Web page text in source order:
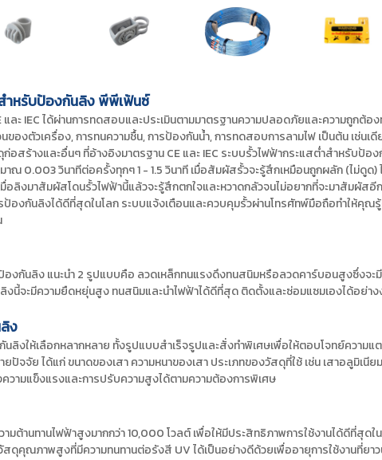
ำหรับป้องกันลิง พีพีเฟ้นซ์
ละ IEC ได้ผ่านการทดสอบและประเมินตามมาตรฐานความปลอดภัยและความถูกต้อง
องตัวเครื่อง, การทนความชื้น, การป้องกันน้ำ, การทดสอบการลามไฟ เป็นต้น เช่น
สร้างและอื่นๆ ที่อ้างอิงมาตรฐาน CE และ IEC ระบบรั้วไฟฟ้ากระแสต่ำสำหรับป้
าณ 0.003 วินาทีต่อครั้งทุกๆ 1 - 1.5 วินาที เมื่อสัมผัสรั้วจะรู้สึกเหมือนถูกผลัก (ไม่ดูด)
ลิงมาสัมผัสโดนรั้วไฟฟ้านี้แล้วจะรู้สึกตกใจและหวาดกลัวจนไม่อยากที่จะมาสัมผัส
ป้องกันลิงได้ดีที่สุดในโลก ระบบแจ้งเตือนและควบคุมรั้วผ่านโทรศัทพ์มือถือทำให้คุ
ป้องกันลิง แนะนำ 2 รูปแบบคือ ลวดเหล็กทนแรงดึงทนสนิมหรือลวดคาร์บอนสูงซึ่งจ
นี้จะมีความยืดหยุ่นสูง ทนสนิมและนำไฟฟ้าได้ดีที่สุด ติดตั้งและซ่อมแซมเองได้อย่าง
ง
ลิงให้เลือกหลากหลาย ทั้งรูปแบบสำเร็จรูปและสั่งทำพิเศษเพื่อให้ตอบโจทย์ความ
จจัย ได้แก่ ขนาดของเสา ความหนาของเสา ประเภทของวัสดุที่ใช้ เช่น เสาอลูมิเนี
ความแข็งแรงและการปรับความสูงได้ตามความต้องการพิเศษ
มต้านทานไฟฟ้าสูงมากกว่า 10,000 โวลต์ เพื่อให้มีประสิทธิภาพการใช้งานได้ดีที่สุ
ดุคุณภาพสูงที่มีความทนทานต่อรังสี UV ได้เป็นอย่างดีด้วยเพื่ออายุการใช้งานที่ยา